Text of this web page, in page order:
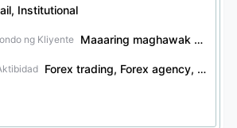
Institutional
ng Kliyente Maaaring maghawak ng mga pondo ng kliyente
Forex trading, Forex agency, Forex investment consulting, Forex trust services, Futures trading, Futures agency, Futures trust services, Financial derivatives trading, Financial derivatives agency, Financial derivatives investment consulting, Financial derivatives trust services, Securities trading, Securities agency, Securities investment consulting, Securities trust services, Bonds trading, Bonds agency, Bonds trust services, Other financial products trading, Other financial products agency, Other financial products investment consulting, Other financial products trust services, Pension asset management, Options trading, Options agency, Options trust services